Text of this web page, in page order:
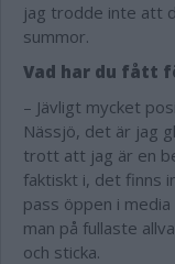
jag trodde inte att
summor.
Vad har du fått
– Jävligt mycket
Nässjö, det är jag
trott att jag är en
faktiskt i, det finns
pass öppen i
man på fullaste
och sticka.